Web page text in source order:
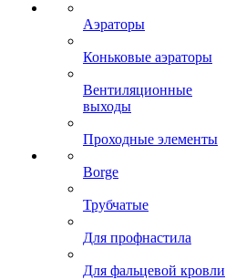
Аэраторы
Коньковые аэраторы
Вентиляционные
выходы
Проходные элементы
Borge
Трубчатые
Для профнастила
Для фальцевой кровли